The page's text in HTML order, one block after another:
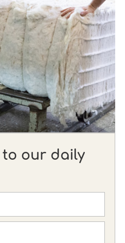
our daily